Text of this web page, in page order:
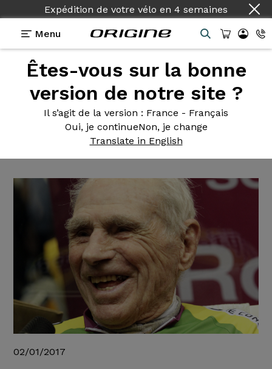
Expédition de votre vélo en 4 semaines
Menu
Êtes-vous sur la bonne
version de notre site ?
Il s’agit de la version : France - Français
Oui, je continueNon, je change
Translate in English
Actualités Origine>Robert Marchand au guidon
Robert Marchandau guidon
d'un Origine Axxome 350
02/01/2017